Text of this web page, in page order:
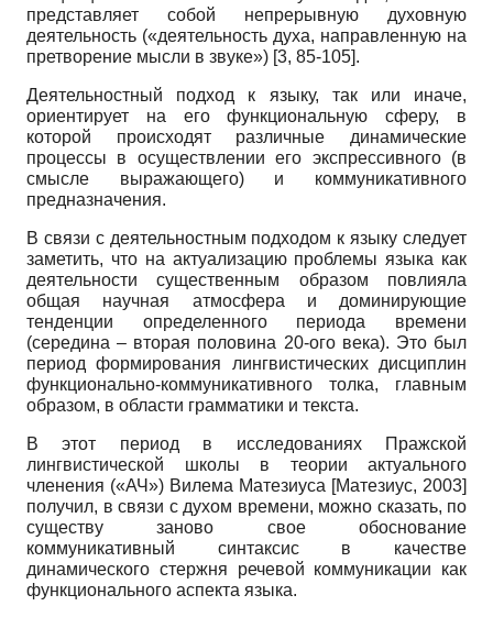
представляет собой непрерывную духовную
деятельность («деятельность духа, направленную на
претворение мысли в звуке») [3, 85-105].
Деятельностный подход к языку, так или иначе,
ориентирует на его функциональную сферу, в
которой происходят различные динамические
процессы в осуществлении его экспрессивного (в
смысле выражающего) и коммуникативного
предназначения.
В связи с деятельностным подходом к языку следует
заметить, что на актуализацию проблемы языка как
деятельности существенным образом повлияла
общая научная атмосфера и доминирующие
тенденции определенного периода времени
(середина – вторая половина 20-ого века). Это был
период формирования лингвистических дисциплин
функционально-коммуникативного толка, главным
образом, в области грамматики и текста.
В этот период в исследованиях Пражской
лингвистической школы в теории актуального
членения («АЧ») Вилема Матезиуса [Матезиус, 2003]
получил, в связи с духом времени, можно сказать, по
существу заново свое обоснование
коммуникативный синтаксис в качестве
динамического стержня речевой коммуникации как
функционального аспекта языка.